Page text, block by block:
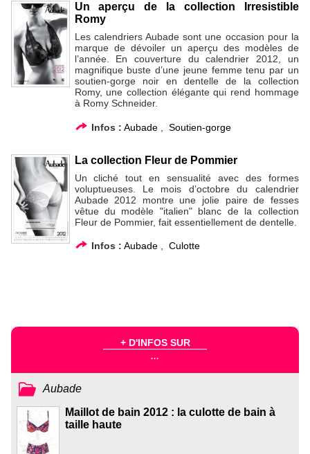
Un aperçu de la collection Irresistible
Romy
Les calendriers Aubade sont une occasion pour la
marque de dévoiler un aperçu des modèles de
l’année. En couverture du calendrier 2012, un
magnifique buste d’une jeune femme tenu par un
soutien-gorge noir en dentelle de la collection
Romy, une collection élégante qui rend hommage
à Romy Schneider.
Infos : Aubade, Soutien-gorge
La collection Fleur de Pommier
Un cliché tout en sensualité avec des formes
voluptueuses. Le mois d’octobre du calendrier
Aubade 2012 montre une jolie paire de fesses
vêtue du modèle "italien" blanc de la collection
Fleur de Pommier, fait essentiellement de dentelle.
Infos : Aubade, Culotte
+ D'INFOS SUR
...
Aubade
Maillot de bain 2012 : la culotte de bain à
taille haute